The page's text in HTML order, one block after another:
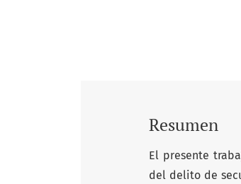
Resumen
El presente
del delito de